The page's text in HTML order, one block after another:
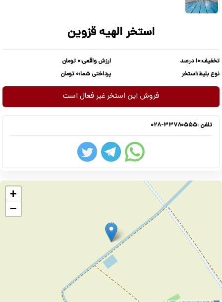
استخر الهیه قزوین
تخفیف:۱۰ درصد
نوع بلیط:استخر
ارزش واقعی:۰ تومان
پرداختی شما:۰ تومان
فروش این استخر غیر فعال است
تلفن :۰۲۸-۳۳۷۸۰۵۵۵
+
−